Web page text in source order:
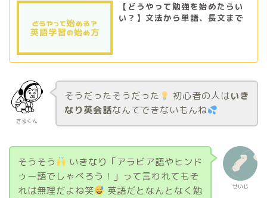
【どうやって勉強を始めたらい
い？】文法から単語、長文まで
さるくん
そうだったそうだった 初心者の人はいき
なり英会話なんてできないもんね
せいじ
そうそう
いきなり「アラビア語やヒンド
ゥー語でしゃべろう！」って言われてもそ
れは無理だよね笑
英語だとなんとなく勉